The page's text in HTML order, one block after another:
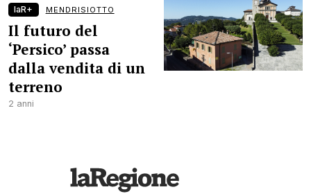
laR+ MENDRISIOTTO
Il futuro del
‘Persico’ passa
dalla vendita di un
terreno
2 anni